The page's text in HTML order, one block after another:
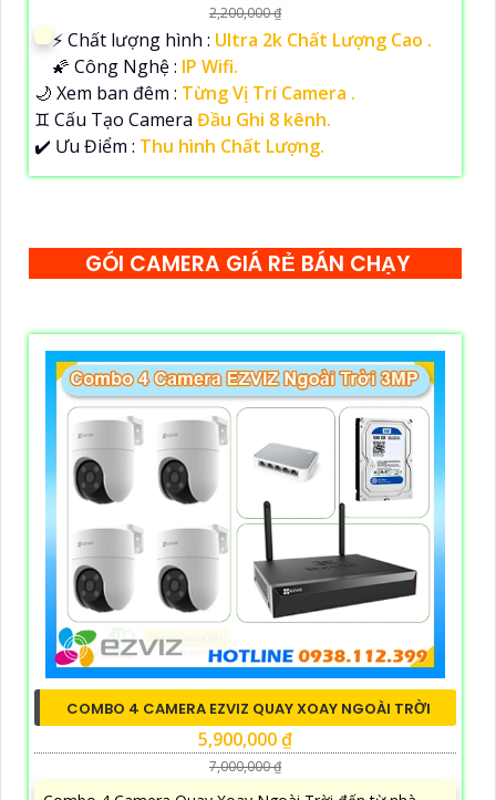
2,200,000 ₫
️⚡ Chất lượng hình : Ultra 2k Chất Lượng Cao .
🌠 Công Nghệ : IP Wifi.
🌙 Xem ban đêm : Từng Vị Trí Camera .
♊ Cấu Tạo Camera Đầu Ghi 8 kênh.
️✔️ Ưu Điểm : Thu hình Chất Lượng.
GÓI CAMERA GIÁ RẺ BÁN CHẠY
COMBO 4 CAMERA EZVIZ QUAY XOAY NGOÀI TRỜI
5,900,000 ₫
7,000,000 ₫